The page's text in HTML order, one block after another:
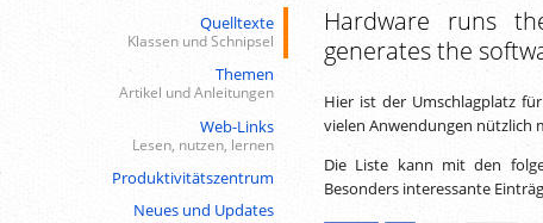
Quelltexte
Klassen und Schnipsel
Themen
Artikel und Anleitungen
Web-Links
Lesen, nutzen, lernen
Produktivitätszentrum
Neues und Updates
Hardware runs
generates the
Hier ist der Umschlagplatz
vielen Anwendungen nützlich
Die Liste kann mit den
Besonders interessante